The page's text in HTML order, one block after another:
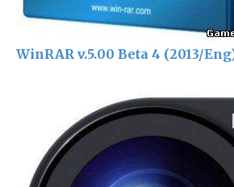
WinRAR v.5.00 Beta 4 (2013/